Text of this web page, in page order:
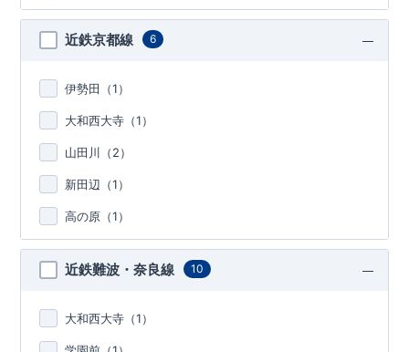
近鉄京都線 6
伊勢田（1）
大和西大寺（1）
山田川（2）
新田辺（1）
高の原（1）
近鉄難波・奈良線 10
大和西大寺（1）